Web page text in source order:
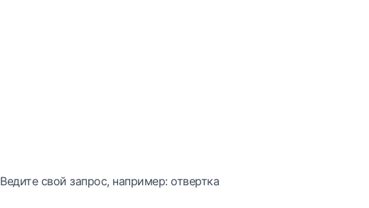
Ведите свой запрос, например: отвертка